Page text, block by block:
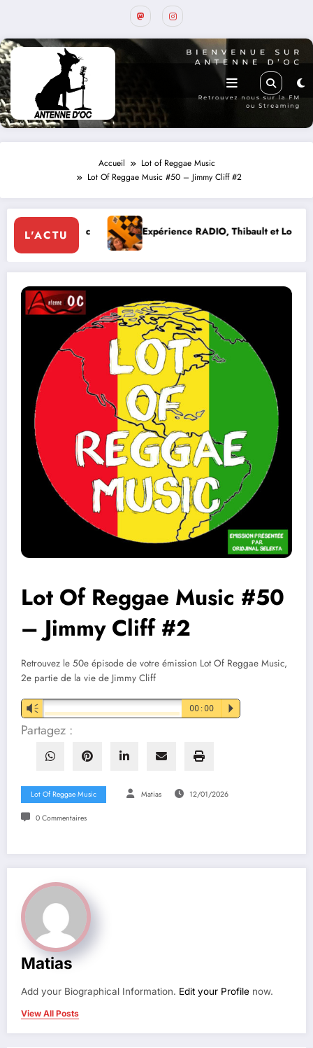
Accueil
Lot of Reggae Music
Lot Of Reggae Music #50 – Jimmy Cliff #2
L'ACTU
Expérience RADIO, Thibault et Lou-Anne d’Olmeto
Lot Of Reggae Music #50
– Jimmy Cliff #2
Retrouvez le 50e épisode de votre émission Lot Of Reggae Music,
2e partie de la vie de Jimmy Cliff
Vm 00:00 P
Partagez :
Lot Of Reggae Music Matias 12/01/2026
0 Commentaires
Matias
Add your Biographical Information. Edit your Profile now.
View All Posts